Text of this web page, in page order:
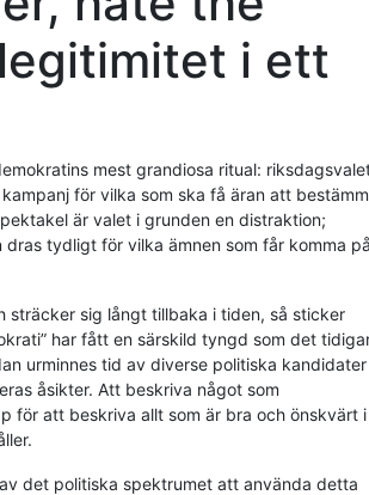
i ett
mest grandiosa ritual:
för vilka som ska få äran att
är valet i grunden en distraktion;
tydligt för vilka ämnen som får komma på
sträcker sig långt tillbaka i tiden, så sticker
har fått en särskild tyngd som det
urminnes tid av diverse politiska kandidater
åsikter. Att beskriva något som
för att beskriva allt som är bra och önskvärt i
det politiska spektrumet att använda detta